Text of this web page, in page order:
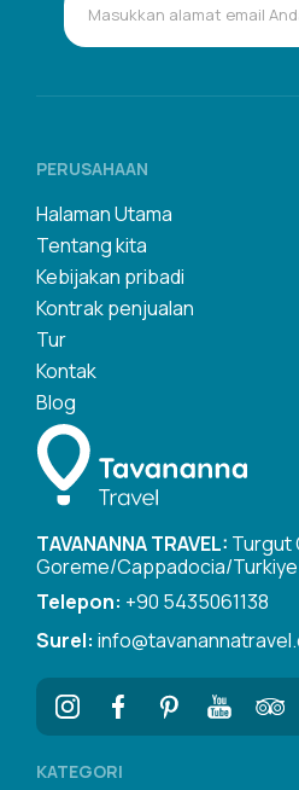
PERUSAHAAN
Halaman Utama
Tentang kita
Kebijakan pribadi
Kontrak penjualan
Tur
Kontak
Blog
TAVANANNA TRAVEL: Turgut
Goreme/Cappadocia/Turkiye
Telepon: +90 5435061138
Surel:
KATEGORI